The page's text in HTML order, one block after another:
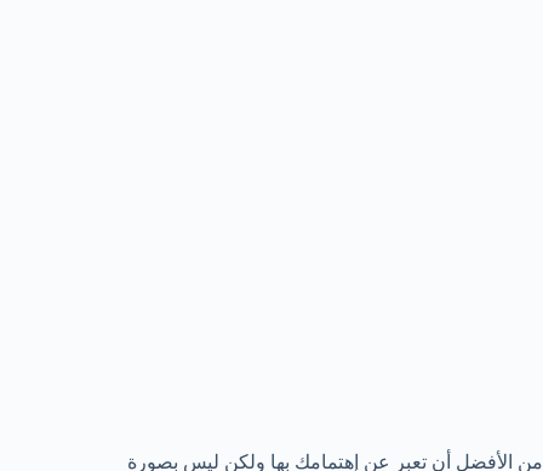
من الأفضل أن تعبر عن إهتمامك بها ولكن ليس بصورة